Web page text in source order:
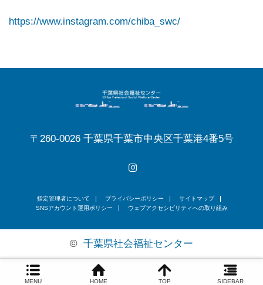
https://www.instagram.com/chiba_swc/
〒260-0026 千葉県千葉市中央区千葉港4番5号
指定管理者について プライバシーポリシー
サイトマップ
SNSアカウント運用ポリシー
ウェブアクセシビリティへの取り組み
MENU HOME TOP SIDEBAR
© 千葉県社会福祉センター